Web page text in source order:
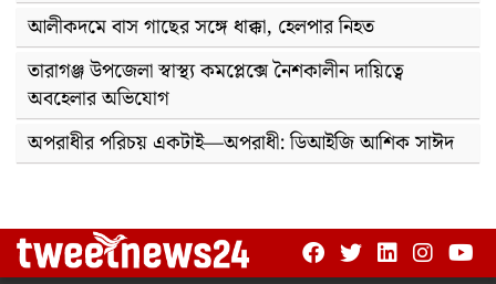
আলীকদমে বাস গাছের সঙ্গে ধাক্কা, হেলপার নিহত
তারাগঞ্জ উপজেলা স্বাস্থ্য কমপ্লেক্সে নৈশকালীন দায়িত্বে
অবহেলার অভিযোগ
অপরাধীর পরিচয় একটাই—অপরাধী: ডিআইজি আশিক সাঈদ